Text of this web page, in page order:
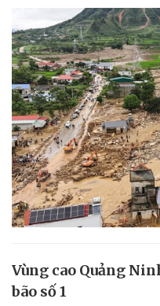
Vùng cao Quảng
bão số 1